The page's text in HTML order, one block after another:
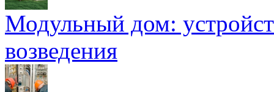
Модульный дом:
возведения